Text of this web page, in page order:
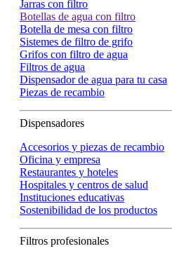
Jarras con filtro
Botellas de agua con filtro
Botella de mesa con filtro
Sistemes de filtro de grifo
Grifos con filtro de agua
Filtros de agua
Dispensador de agua para tu casa
Piezas de recambio
Dispensadores
Accesorios y piezas de recambio
Oficina y empresa
Restaurantes y hoteles
Hospitales y centros de salud
Instituciones educativas
Sostenibilidad de los productos
Filtros profesionales